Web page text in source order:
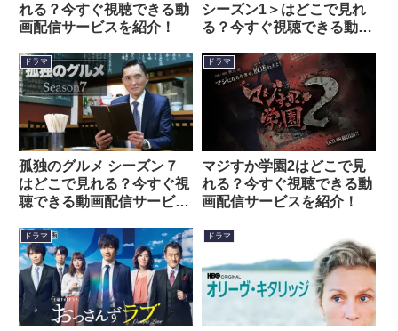
れる？今すぐ視聴できる動
画配信サービスを紹介！
シーズン1＞はどこで見れ
る？今すぐ視聴できる動画
ドラマ
孤独のグルメ シーズン７
はどこで見れる？今すぐ視
聴できる動画配信サービス
ドラマ
マジすか学園2はどこで見
れる？今すぐ視聴できる動
画配信サービスを紹介！
ドラマ ドラマ